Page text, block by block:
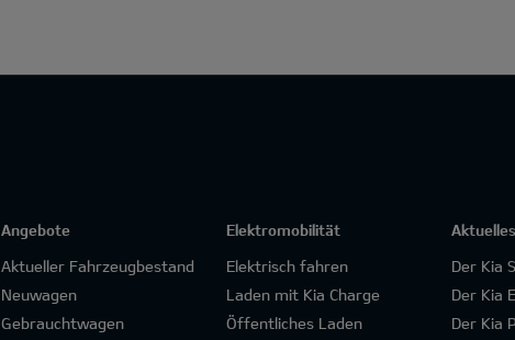
Angebote
Aktueller Fahrzeugbestand
Neuwagen
Gebrauchtwagen
Elektromobilität
Elektrisch fahren
Laden mit Kia Charge
Öffentliches Laden
Aktuelles
Der Kia
Der Kia
Der Kia